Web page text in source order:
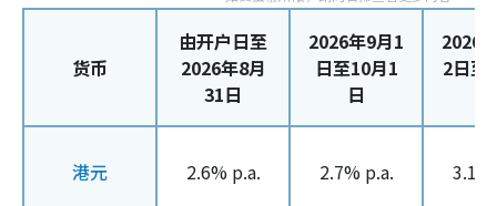
货币
由开户日至
2026年8月
31日
2026年9月1
日至10月1
日
2026
2日至
港元 2.6% p.a. 2.7% p.a.